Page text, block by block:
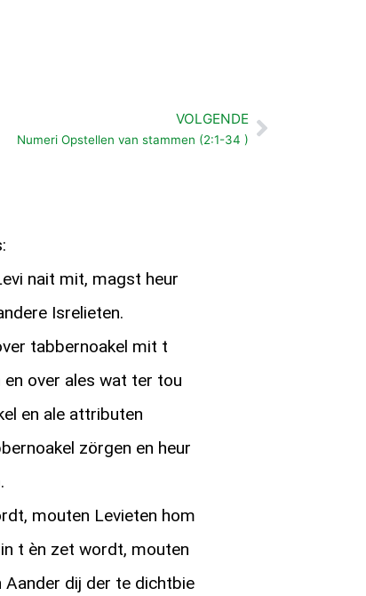
VOLGENDE
Numeri Opstellen van stammen (2:1-34 )Volgende
nait mit, magst heur
Isrelieten.
tabbernoakel mit t
over ales wat ter tou
en ale attributen
zörgen en heur
mouten Levieten hom
t èn zet wordt, mouten
Aander dij der te dichtbie